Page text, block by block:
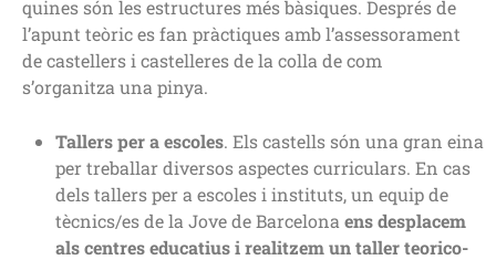
quines són les estructures més bàsiques. Després de
l’apunt teòric es fan pràctiques amb l’assessorament
de castellers i castelleres de la colla de com
s’organitza una pinya.
Tallers per a escoles. Els castells són una gran eina
per treballar diversos aspectes curriculars. En cas
dels tallers per a escoles i instituts, un equip de
tècnics/es de la Jove de Barcelona ens desplacem
als centres educatius i realitzem un taller teorico-